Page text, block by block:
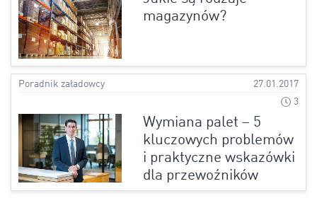
magazynów?
Poradnik załadowcy
27.01.2017
3
Wymiana palet – 5
kluczowych problemów
i praktyczne wskazówki
dla przewoźników